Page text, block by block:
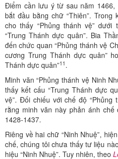
Điểm cần lưu ý từ sau năm 1466,
bắt đầu bằng chữ “Thiên”.
cho thấy “Phủng thánh vệ”
“Trung Thánh dực quân”. Bia
đến chức quan “Phủng thánh vệ
cương Trung Thánh dực quân”
Thánh dực quân”11 .
Minh văn “Phủng thánh vệ Ninh
thấy kết cấu “Trung Thánh dực
vệ”. Đối chiếu với chế độ “Phủng
rằng minh văn này phản ánh chế
1428-1437.
Riêng về hai chữ “Ninh Nhuệ”,
chế, chúng tôi chưa thấy tư liệu
hiệu “Ninh Nhuệ”. Tuy nhiên, theo